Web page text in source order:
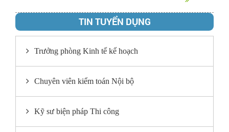
TIN TUYỂN DỤNG
Trưởng phòng Kinh tế kế hoạch
Chuyên viên kiểm toán Nội bộ
Kỹ sư biện pháp Thi công